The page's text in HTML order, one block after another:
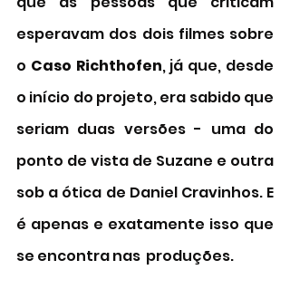
esperavam dos dois filmes sobre
o Caso Richthofen, já que, desde
o início do projeto, era sabido que
seriam duas versões - uma do
ponto de vista de Suzane e outra
sob a ótica de Daniel Cravinhos. E
é apenas e exatamente isso que
se encontra nas  produções.